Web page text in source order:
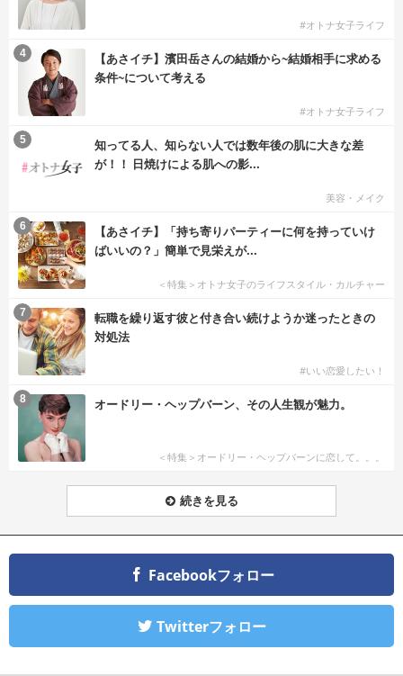
#オトナ女子ライフ
【あさイチ】濱田岳さんの結婚から~結婚相手に求める
条件~について考える
#オトナ女子ライフ
4
知ってる人、知らない人では数年後の肌に大きな差
が！！ 日焼けによる肌への影...
美容・メイク
5
【あさイチ】「持ち寄りパーティーに何を持っていけ
ばいいの？」簡単で見栄えが...
＜特集＞オトナ女子のライフスタイル・カルチャー
6
転職を繰り返す彼と付き合い続けようか迷ったときの
対処法
#いい恋愛したい！
7
オードリー・ヘップバーン、その人生観が魅力。
＜特集＞オードリー・ヘップバーンに恋して。。。
8
続きを見る
Facebookフォロー
Twitterフォロー